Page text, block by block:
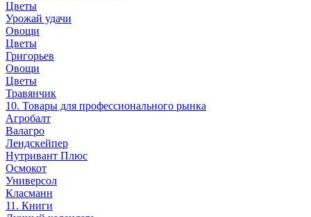
Цветы
Урожай удачи
Овощи
Цветы
Григорьев
Овощи
Цветы
Травянчик
10. Товары для профессионального рынка
Агробалт
Валагро
Лендскейпер
Нутривант Плюс
Осмокот
Универсол
Класманн
11. Книги